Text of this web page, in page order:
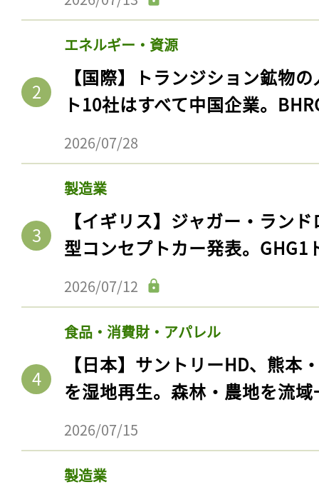
エネルギー・資源
【国際】トランジション鉱物
ト10社はすべて中国企業。
2026/07/28
製造業
【イギリス】ジャガー・ラン
型コンセプトカー発表。GHG1
2026/07/12
食品・消費財・アパレル
【日本】サントリーHD、熊本
を湿地再生。森林・農地を流
2026/07/15
製造業